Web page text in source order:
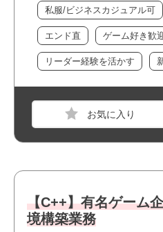
私服/ビジネスカジュアル可
エンド直 ゲーム好き歓
リーダー経験を活かす
【C++】有名ゲーム
境構築業務
・ビルド・CI/CDの理解
・UEの理解
・オフィスは綺麗で快適な
・周辺に飲食店や商業施設
・上場企業の案件です
・私服/ビジネスカジュアル
・長期就業が見込める案件で
サービス
ンス・障害対応経験
・仮想化ソフト(VMWare、